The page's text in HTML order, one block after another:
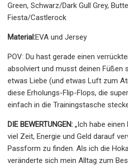
Green, Schwarz/Dark Gull Grey,
Fiesta/Castlerock
Material:EVA und Jersey
POV: Du hast gerade einen
absolviert und musst deinen Füßen
etwas Liebe (und etwas Luft zum
diese Erholungs-Flip-Flops, die
einfach in die Trainingstasche
DIE BEWERTUNGEN: „Ich habe
viel Zeit, Energie und Geld darauf
Passform zu finden. Als ich die
veränderte sich mein Alltag zum